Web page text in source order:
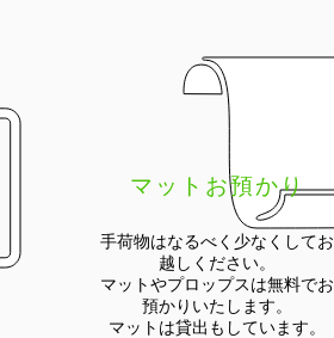
マットお預かり
手荷物はなるべく少なくしてお
越しください。
マットやプロップスは無料でお
預かりいたします。
マットは貸出もしています。